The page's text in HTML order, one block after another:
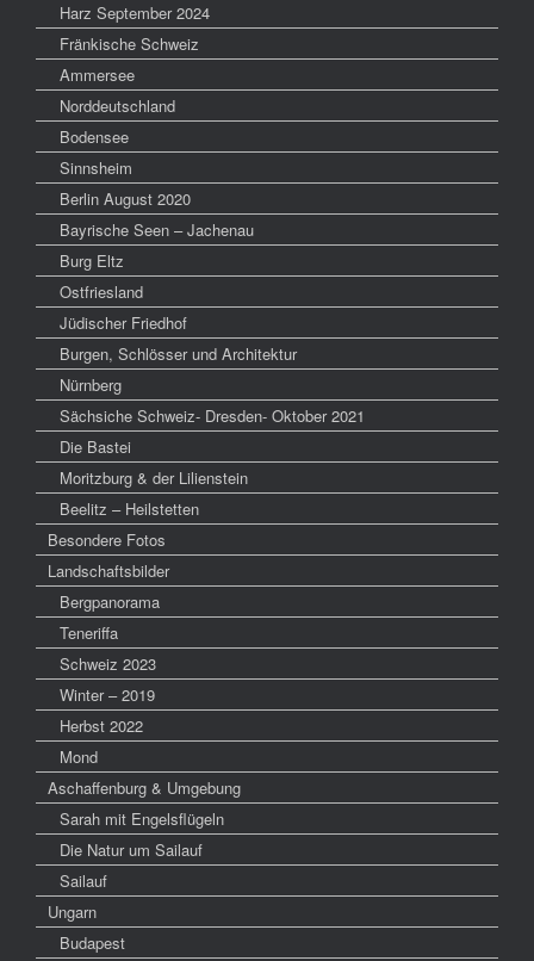
Harz September 2024
Fränkische Schweiz
Ammersee
Norddeutschland
Bodensee
Sinnsheim
Berlin August 2020
Bayrische Seen – Jachenau
Burg Eltz
Ostfriesland
Jüdischer Friedhof
Burgen, Schlösser und Architektur
Nürnberg
Sächsiche Schweiz- Dresden- Oktober 2021
Die Bastei
Moritzburg & der Lilienstein
Beelitz – Heilstetten
Besondere Fotos
Landschaftsbilder
Bergpanorama
Teneriffa
Schweiz 2023
Winter – 2019
Herbst 2022
Mond
Aschaffenburg & Umgebung
Sarah mit Engelsflügeln
Die Natur um Sailauf
Sailauf
Ungarn
Budapest